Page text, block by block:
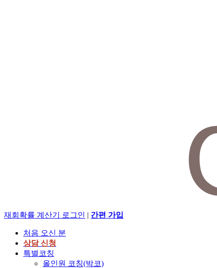
재회확률 계산기 로그인 | 간편 가입
처음 오신 분
상담 신청
특별코칭
올인원 코칭(박코)